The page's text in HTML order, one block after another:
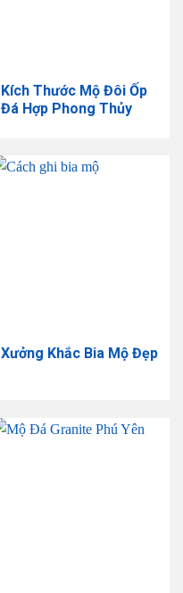
Kích Thước Mộ Đôi Ốp
Đá Hợp Phong Thủy
Xưởng Khắc Bia Mộ Đẹp